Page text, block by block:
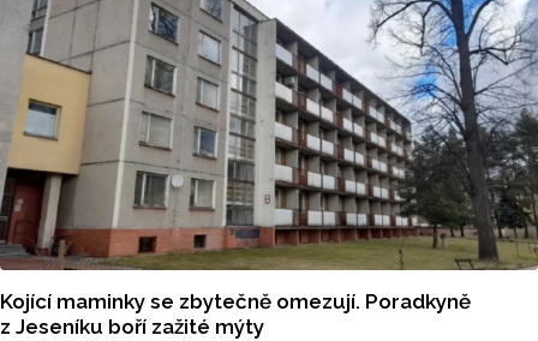
Kojící maminky se zbytečně omezují. Poradkyně
z Jeseníku boří zažité mýty